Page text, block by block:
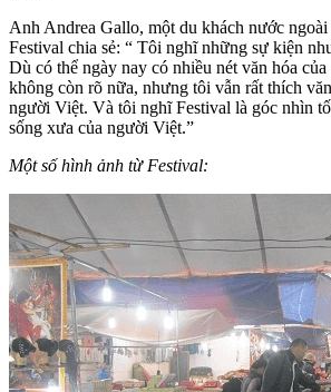
Anh Andrea Gallo, một du khách nước
Festival chia sẻ: “ Tôi nghĩ những sự kiện
Dù có thể ngày nay có nhiều nét văn hóa
không còn rõ nữa, nhưng tôi vẫn rất thích
người Việt. Và tôi nghĩ Festival là góc nhìn
sống xưa của người Việt.”
Một số hình ảnh từ Festival: